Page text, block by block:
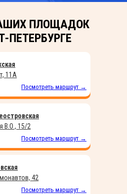
ПЛОЩАДОК
ПЕТЕРБУРГЕ
Посмотреть маршрут →
42
В.О., 15/2
Посмотреть маршрут →
11А
Посмотреть маршрут →